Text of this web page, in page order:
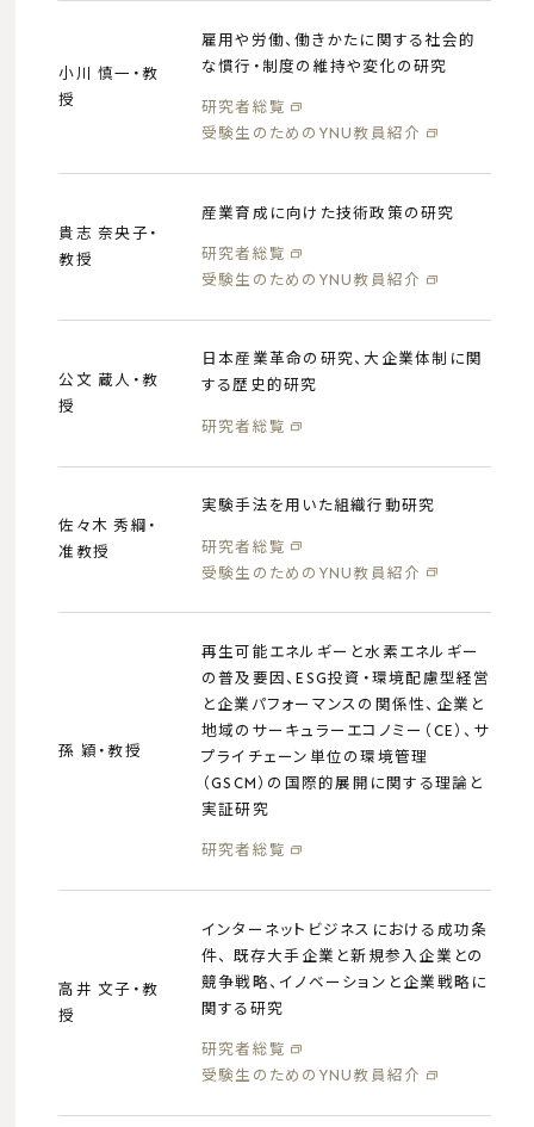
履修案内
副専攻プログラム
学部・修⼠5年⼀貫プログラム
海外での学修
交換留学（派遣）概要
交換留学体験記
海外学修科⽬
入試・入学
⼊学試験情報
外国⼈留学⽣向け情報
研究⽣・科⽬等履修⽣
オープンキャンパス
模擬講義
学⽣からのメッセージ
受験⽣のためのYNU教員紹介
先輩が⼊学を決めた理由
学生生活・支援
学会・校友会・同窓会
経営学部生への証明書発行
小川 慎一・教
授
雇用や労働、働きかたに関する社会的
な慣行・制度の維持や変化の研究
研究者総覧
受験生のためのYNU教員紹介
貴志 奈央子・
教授
産業育成に向けた技術政策の研究
研究者総覧
受験生のためのYNU教員紹介
公文 蔵人・教
授
日本産業革命の研究、大企業体制に関
する歴史的研究
研究者総覧
佐々木 秀綱・
准教授
実験手法を用いた組織行動研究
研究者総覧
受験生のためのYNU教員紹介
孫 穎・教授
再生可能エネルギーと水素エネルギー
の普及要因、ESG投資・環境配慮型経営
と企業パフォーマンスの関係性、企業と
地域のサーキュラーエコノミー（CE）、サ
プライチェーン単位の環境管理
（GSCM）の国際的展開に関する理論と
実証研究
研究者総覧
高井 文子・教
授
インターネットビジネスにおける成功条
件、 既存大手企業と新規参入企業との
競争戦略、イノベーションと企業戦略に
関する研究
研究者総覧
受験生のためのYNU教員紹介